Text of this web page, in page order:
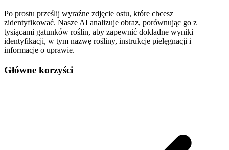
Po prostu prześlij wyraźne zdjęcie ostu, które chcesz
zidentyfikować. Nasze AI analizuje obraz, porównując go z
tysiącami gatunków roślin, aby zapewnić dokładne wyniki
identyfikacji, w tym nazwę rośliny, instrukcje pielęgnacji i
informacje o uprawie.
Główne korzyści